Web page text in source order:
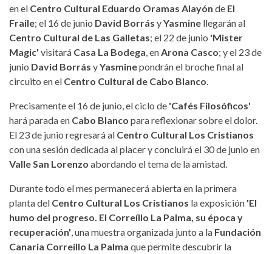
en el Centro Cultural Eduardo Oramas Alayón de El
Fraile; el 16 de junio David Borrás yYasmine llegarán al
Centro Cultural de Las Galletas; el 22 de junio 'Mister
Magic' visitará Casa La Bodega, enArona Casco; y el 23 de
junio David Borrás yYasminepondrán el broche final al
circuito en el Centro Cultural de Cabo Blanco.
Precisamente el 16 de junio, el ciclo de 'Cafés Filosóficos'
hará parada en Cabo Blanco para reflexionar sobre el dolor.
El 23 de junio regresará al Centro Cultural Los Cristianos
con una sesión dedicada al placer y concluirá el 30 de junio en
Valle San Lorenzo abordando el tema de la amistad.
Durante todo el mes permanecerá abierta en la primera
planta del Centro Cultural Los Cristianos la exposición 'El
humo del progreso. El Correíllo La Palma, su época y
recuperación', una muestra organizada junto a la Fundación
Canaria Correíllo La Palma que permite descubrir la